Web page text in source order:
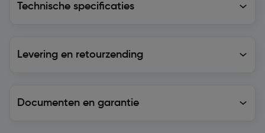
Technische specificaties
Levering en retourzending
Documenten en garantie